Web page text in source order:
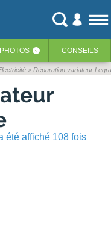
PHOTOS ‹ CONSEILS
Réparation variateur
été affiché 108 fois